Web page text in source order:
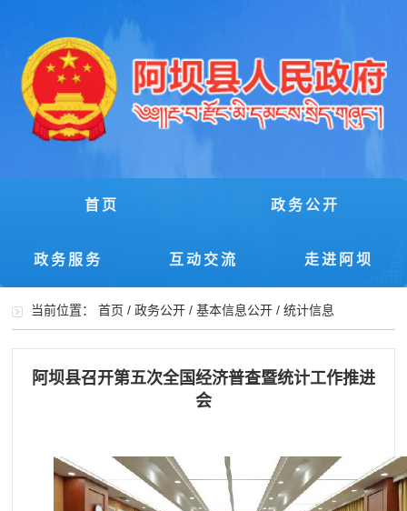
首页 政务公开
政务服务 互动交流 走进阿坝
当前位置：首页 /政务公开 /基本信息公开 /统计信息
阿坝县召开第五次全国经济普查暨统计工作推进
会